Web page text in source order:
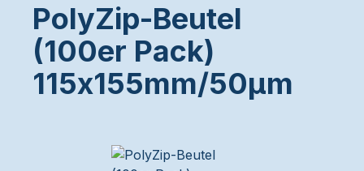
PolyZip-Beutel
(100er Pack)
115x155mm/50µm